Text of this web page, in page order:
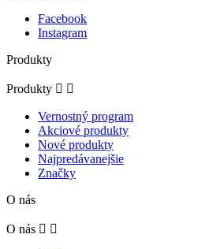
Facebook
Instagram
Produkty
Produkty  
Vernostný program
Akciové produkty
Nové produkty
Najpredávanejšie
Značky
O nás
O nás  